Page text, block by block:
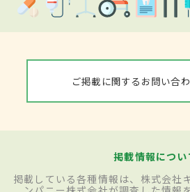
ご掲載に関するお問い合
掲載情報につい
掲載している各種情報は、株式会社